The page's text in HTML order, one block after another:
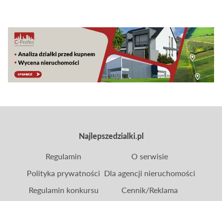
Najlepszedzialki.pl
Regulamin
Polityka prywatności
Regulamin konkursu
O serwisie
Dla agencji nieruchomości
Cennik/Reklama